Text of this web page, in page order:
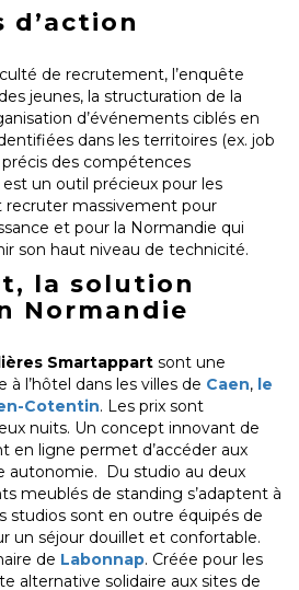
d’action
de recrutement, l’enquête
jeunes, la structuration de la
d’événements ciblés en
dans les territoires (ex. job
des compétences
un outil précieux pour les
recruter massivement pour
et pour la Normandie qui
son haut niveau de technicité.
la solution
Normandie
Smartappart sont une
l’hôtel dans les villes de Caen, le
Cotentin. Les prix sont
nuits. Un concept innovant de
en ligne permet d’accéder aux
autonomie. Du studio au deux
meublés de standing s’adaptent à
studios sont en outre équipés de
un séjour douillet et confortable.
de Labonnap. Créée pour les
alternative solidaire aux sites de